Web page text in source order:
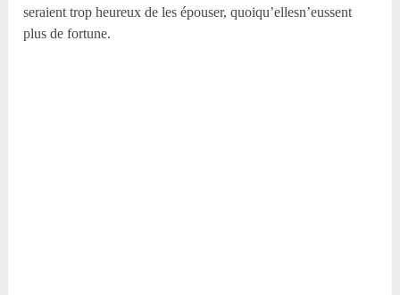
seraient trop heureux de les épouser, quoiqu’ellesn’eussent
plus de fortune.